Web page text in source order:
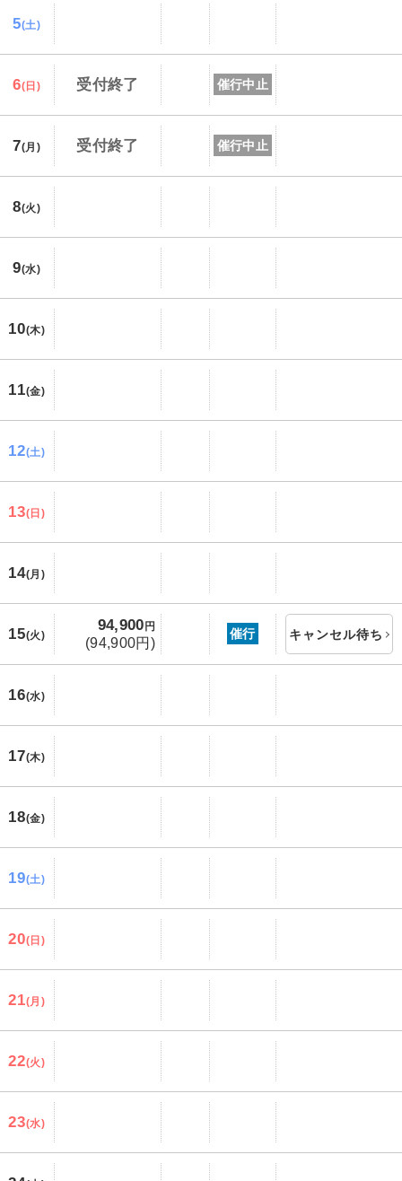
5(土)
6(日) 受付終了 催行中止
7(月) 受付終了 催行中止
8(火)
9(水)
10(木)
11(金)
12(土)
13(日)
14(月)
15(火)
94,900 円
(94,900円)
催行 キャンセル待ち
16(水)
17(木)
18(金)
19(土)
20(日)
21(月)
22(火)
23(水)